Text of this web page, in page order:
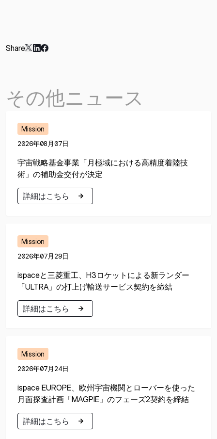
Share
その他ニュース
Mission
2026年08月07日
宇宙戦略基金事業「月極域における高精度着陸技
術」の補助金交付が決定
詳細はこちら
Mission
2026年07月29日
ispaceと三菱重工、H3ロケットによる新ランダー
「ULTRA」の打上げ輸送サービス契約を締結
詳細はこちら
Mission
2026年07月24日
ispace EUROPE、欧州宇宙機関とローバーを使った
月面探査計画「MAGPIE」のフェーズ2契約を締結
詳細はこちら